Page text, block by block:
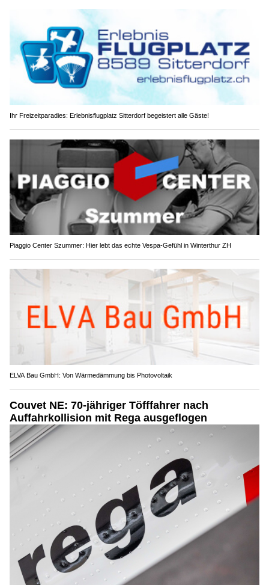
Ihr Freizeitparadies: Erlebnisflugplatz Sitterdorf begeistert alle Gäste!
Piaggio Center Szummer: Hier lebt das echte Vespa-Gefühl in Winterthur ZH
ELVA Bau GmbH: Von Wärmedämmung bis Photovoltaik
Couvet NE: 70-jähriger Töfffahrer nach
Auffahrkollision mit Rega ausgeflogen